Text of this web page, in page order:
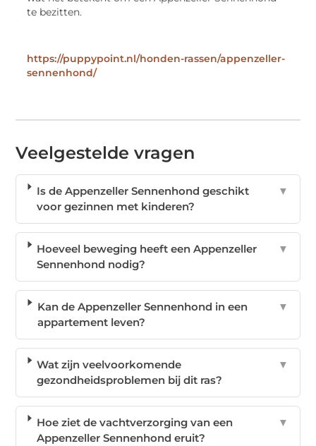
te bezitten.
https://puppypoint.nl/honden-rassen/appenzeller-
sennenhond/
Veelgestelde vragen
Is de Appenzeller Sennenhond geschikt
voor gezinnen met kinderen?
▼
Hoeveel beweging heeft een Appenzeller
Sennenhond nodig?
▼
Kan de Appenzeller Sennenhond in een
appartement leven?
▼
Wat zijn veelvoorkomende
gezondheidsproblemen bij dit ras?
▼
Hoe ziet de vachtverzorging van een
Appenzeller Sennenhond eruit?
▼